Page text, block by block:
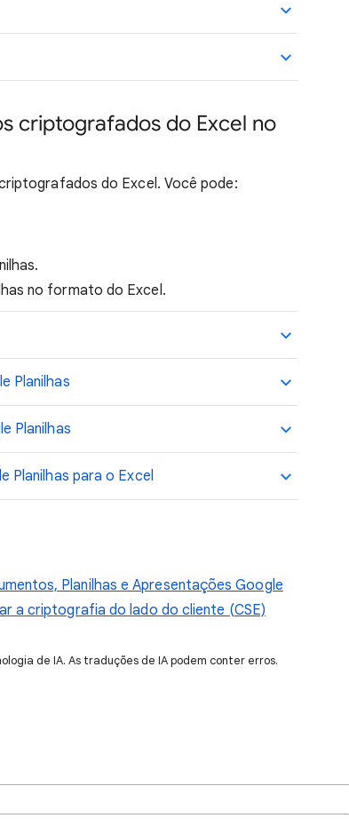
criptografados do Excel no
do Excel. Você pode:
no formato do Excel.
Planilhas
Planilhas
Planilhas para o Excel
Planilhas e Apresentações Google
a criptografia do lado do cliente (CSE)
de IA. As traduções de IA podem conter erros.